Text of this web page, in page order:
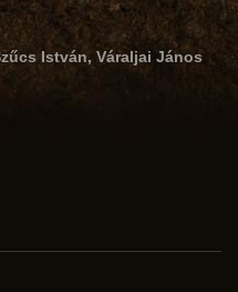
István, Váraljai János